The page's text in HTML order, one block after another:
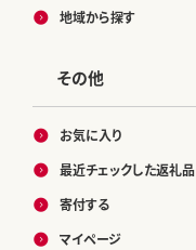
地域から探す
その他
お気に入り
最近チェックした返礼品
寄付する
マイページ